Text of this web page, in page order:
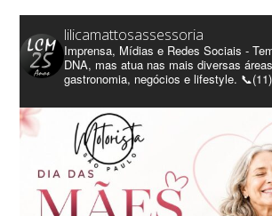
lilicamattosassessoria
Imprensa, Mídias e Redes Sociais -
DNA, mas atua nas mais diversas
gastronomia, negócios e lifestyle.